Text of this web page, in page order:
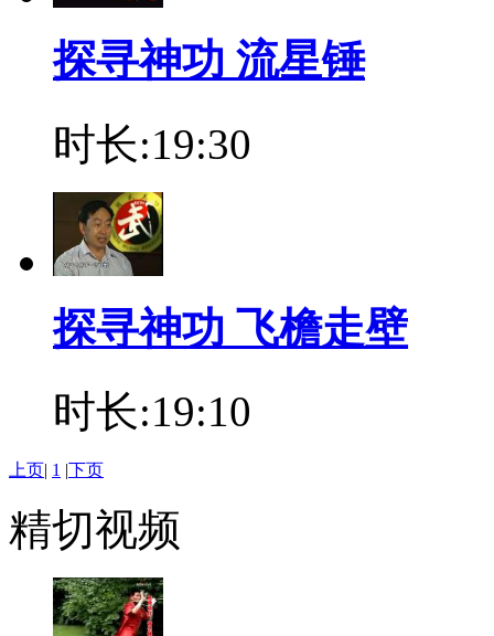
探寻神功 流星锤
时长:19:30
探寻神功 飞檐走壁
时长:19:10
上页| 1 |下页
精切视频